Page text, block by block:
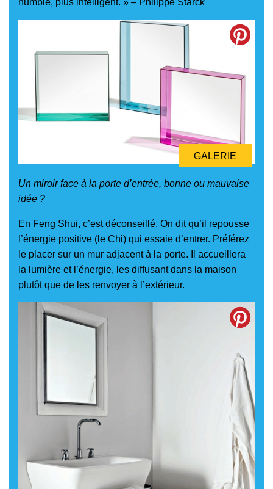
GALERIE
Un miroir face à la porte d’entrée, bonne ou mauvaise
idée ?
En Feng Shui, c’est déconseillé. On dit qu’il repousse
l’énergie positive (le Chi) qui essaie d’entrer. Préférez
le placer sur un mur adjacent à la porte. Il accueillera
la lumière et l’énergie, les diffusant dans la maison
plutôt que de les renvoyer à l’extérieur.